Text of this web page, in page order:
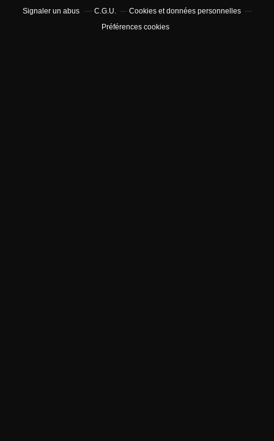
Signaler un abus
C.G.U.
Cookies et données personnelles
Préférences cookies